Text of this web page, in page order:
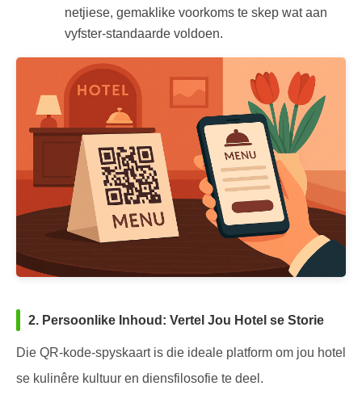
netjiese, gemaklike voorkoms te skep wat aan
vyfster-standaarde voldoen.
2. Persoonlike Inhoud: Vertel Jou Hotel se Storie
Die QR-kode-spyskaart is die ideale platform om jou hotel
se kulinêre kultuur en diensfilosofie te deel.